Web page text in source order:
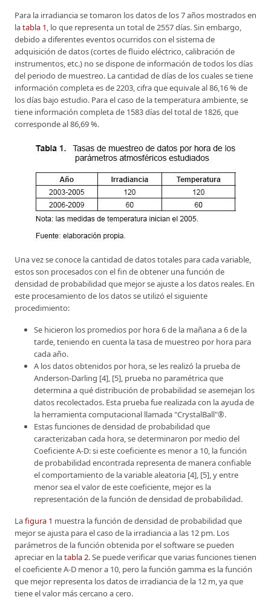
Para la irradiancia se tomaron los datos de los 7 años mostrados en
latabla 1, lo que representa un total de 2557 días. Sin embargo,
debido a diferentes eventos ocurridos con el sistema de
adquisición de datos (cortes de fluido eléctrico, calibración de
instrumentos, etc.) no se dispone de información de todos los días
del periodo de muestreo. La cantidad de días de los cuales se tiene
información completa es de 2203, cifra que equivale al 86,16 % de
los días bajo estudio. Para el caso de la temperatura ambiente, se
tiene información completa de 1583 días del total de 1826, que
corresponde al 86,69 %.
Una vez se conoce la cantidad de datos totales para cada variable,
estos son procesados con el fin de obtener una función de
densidad de probabilidad que mejor se ajuste a los datos reales. En
este procesamiento de los datos se utilizó el siguiente
procedimiento:
Se hicieron los promedios por hora 6 de la mañana a 6 de la
tarde, teniendo en cuenta la tasa de muestreo por hora para
cada año.
A los datos obtenidos por hora, se les realizó la prueba de
Anderson-Darling [4], [5], prueba no paramétrica que
determina a qué distribución de probabilidad se asemejan los
datos recolectados. Esta prueba fue realizada con la ayuda de
la herramienta computacional llamada "CrystalBall"®.
Estas funciones de densidad de probabilidad que
caracterizaban cada hora, se determinaron por medio del
Coeficiente A-D: si este coeficiente es menor a 10, la función
de probabilidad encontrada representa de manera confiable
el comportamiento de la variable aleatoria [4], [5], y entre
menor sea el valor de este coeficiente, mejor es la
representación de la función de densidad de probabilidad.
Lafigura 1 muestra la función de densidad de probabilidad que
mejor se ajusta para el caso de la irradiancia a las 12 pm. Los
parámetros de la función obtenida por el software se pueden
apreciar en latabla 2. Se puede verificar que varias funciones tienen
el coeficiente A-D menor a 10, pero la función gamma es la función
que mejor representa los datos de irradiancia de la 12 m, ya que
tiene el valor más cercano a cero.